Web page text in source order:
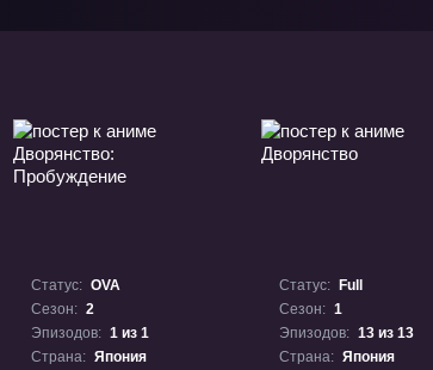
Статус: OVA
Сезон: 2
Эпизодов: 1 из 1
Страна: Япония
Статус:
Full
Сезон: 1
Эпизодов: 13 из 13
Страна: Япония